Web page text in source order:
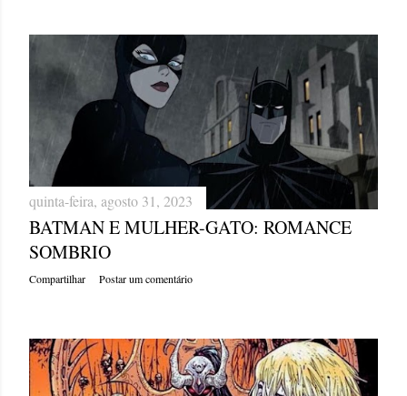
quinta-feira, agosto 31, 2023
BATMAN E MULHER-GATO: ROMANCE
SOMBRIO
Compartilhar Postar um comentário